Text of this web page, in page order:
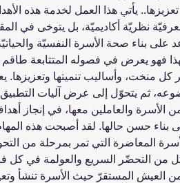
يأتي هذا العمل لخدمة هذه
نظريّة أكاديميّة، بل يتوخى في
بناء صحة الأسرة النفسيّة والحياتيّة
فهو يعرض في فصوله المتتابعة
كل منخت، وأساليب تنميتها
ثم يتحوّل إلى عرض آليات التطبيق
الأسرة والعاملين معها، في إنجاز
بناء حسن حالها. لقد أصبحت هذه
المعاضرة التي تمر بمرحلة من
من التحضّر السريع والعولمة في كل
العيش المستقرّ حيث الأسرة تنشأ